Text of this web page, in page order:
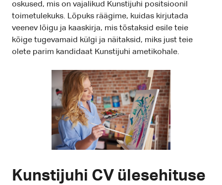
oskused, mis on vajalikud Kunstijuhi positsioonil
toimetulekuks. Lõpuks räägime, kuidas kirjutada
veenev lõigu ja kaaskirja, mis tõstaksid esile teie
kõige tugevamaid külgi ja näitaksid, miks just teie
olete parim kandidaat Kunstijuhi ametikohale.
Kunstijuhi CV ülesehituse